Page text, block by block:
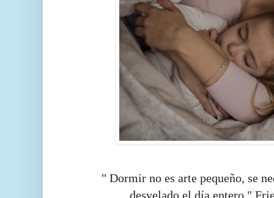
" Dormir no es arte pequeño, se
desvelado el día entero."